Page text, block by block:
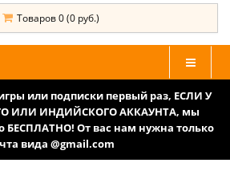
Товаров 0 (0 руб.)
или подписки первый раз, ЕСЛИ У
ИЛИ ИНДИЙСКОГО АККАУНТА, мы
БЕСПЛАТНО! От вас нам нужна только
вида @gmail.com